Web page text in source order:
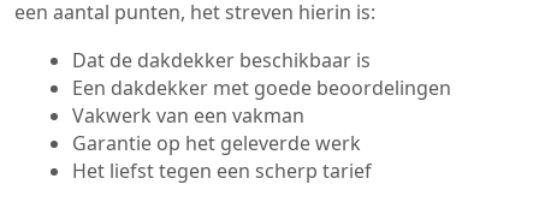
een aantal punten, het streven hierin is:
Dat de dakdekker beschikbaar is
Een dakdekker met goede beoordelingen
Vakwerk van een vakman
Garantie op het geleverde werk
Het liefst tegen een scherp tarief